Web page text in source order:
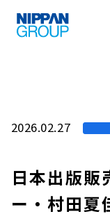
2026.02.27
日本出版販
ー・村田夏